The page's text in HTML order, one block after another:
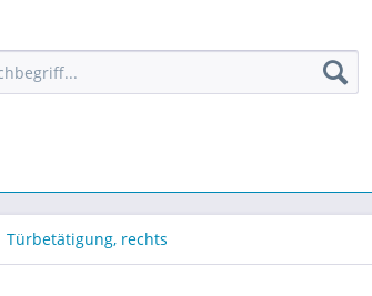
Türbetätigung, rechts